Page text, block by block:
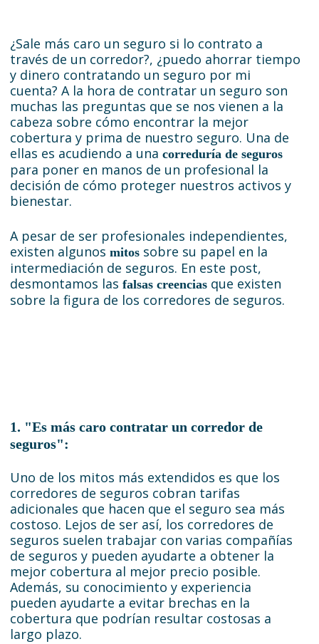
¿Sale más caro un seguro si lo contrato a
través de un corredor?, ¿puedo ahorrar tiempo
y dinero contratando un seguro por mi
cuenta? A la hora de contratar un seguro son
muchas las preguntas que se nos vienen a la
cabeza sobre cómo encontrar la mejor
cobertura y prima de nuestro seguro. Una de
ellas es acudiendo a una correduría de seguros
para poner en manos de un profesional la
decisión de cómo proteger nuestros activos y
bienestar.
A pesar de ser profesionales independientes,
existen algunos mitossobre su papel en la
intermediación de seguros. En este post,
desmontamos las falsas creenciasque existen
sobre la figura de los corredores de seguros.
1. "Es más caro contratar un corredor de
seguros":
Uno de los mitos más extendidos es que los
corredores de seguros cobran tarifas
adicionales que hacen que el seguro sea más
costoso. Lejos de ser así, los corredores de
seguros suelen trabajar con varias compañías
de seguros y pueden ayudarte a obtener la
mejor cobertura al mejor precio posible.
Además, su conocimiento y experiencia
pueden ayudarte a evitar brechas en la
cobertura que podrían resultar costosas a
largo plazo.